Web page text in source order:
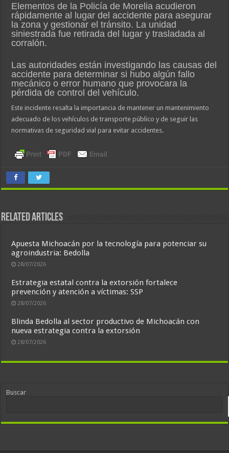
Elementos de la Policía de Morelia acudieron
rápidamente al lugar del accidente para asegurar
la zona y gestionar el tránsito. La unidad
siniestrada fue retirada del lugar y trasladada al
corralón.
Las autoridades están investigando las causas del
accidente para determinar si hubo algún fallo
mecánico o error humano que provocara la
pérdida de control del vehículo.
Este incidente resalta la importancia de mantener un mantenimiento
adecuado de los vehículos de transporte público y de seguir las
normativas de seguridad vial para evitar accidentes.
Related Articles
Apuesta Michoacán por la tecnología para potenciar su
agroindustria: Bedolla
28/07/2026
Estrategia estatal contra la extorsión fortalece
prevención y atención a víctimas: SSP
28/07/2026
Blinda Bedolla al sector productivo de Michoacán con
nueva estrategia contra la extorsión
28/07/2026
Buscar